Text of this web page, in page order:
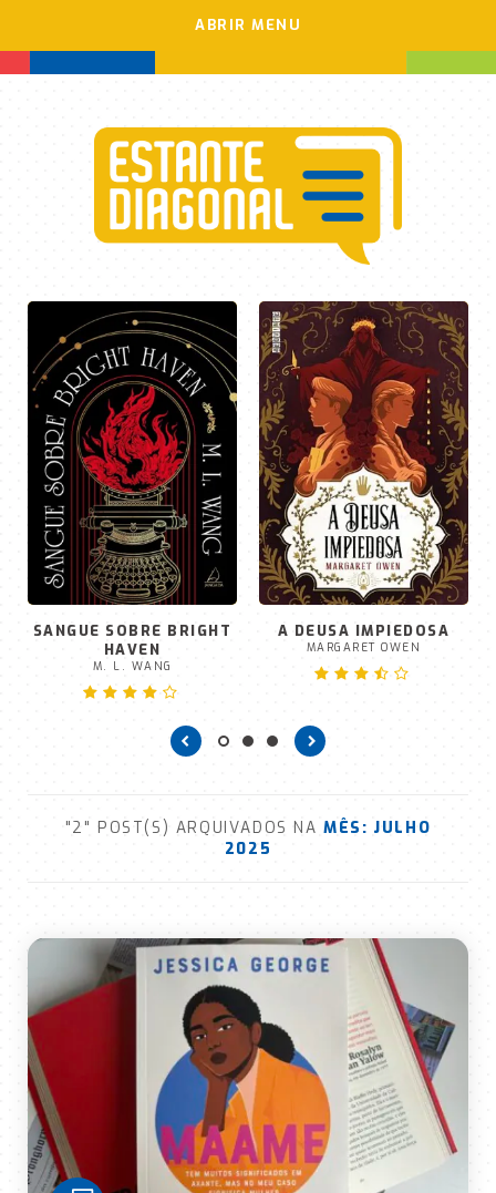
ABRIR MENU
SANGUE SOBRE BRIGHT
HAVEN
M. L. WANG
A DEUSA IMPIEDOSA
MARGARET OWEN
"2" POST(S) ARQUIVADOS NAMÊS: JULHO
2025